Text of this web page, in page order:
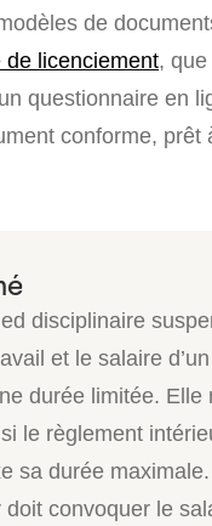
de
de licenciement,
questionnaire en
conforme, prêt
disciplinaire
et le salaire
durée limitée. Elle
le règlement
sa durée maximale.
doit convoquer le